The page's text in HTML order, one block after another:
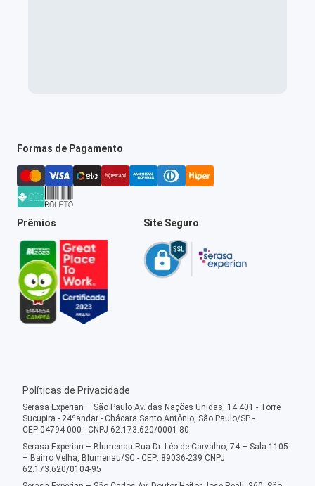
Formas de Pagamento
Prêmios Site Seguro
Políticas de Privacidade
Serasa Experian – São Paulo Av. das Nações Unidas, 14.401 - Torre
Sucupira - 24ºandar - Chácara Santo Antônio, São Paulo/SP -
CEP:04794-000 - CNPJ 62.173.620/0001-80
Serasa Experian – Blumenau Rua Dr. Léo de Carvalho, 74 – Sala 1105
– Bairro Velha, Blumenau/SC - CEP: 89036-239 CNPJ
62.173.620/0104-95